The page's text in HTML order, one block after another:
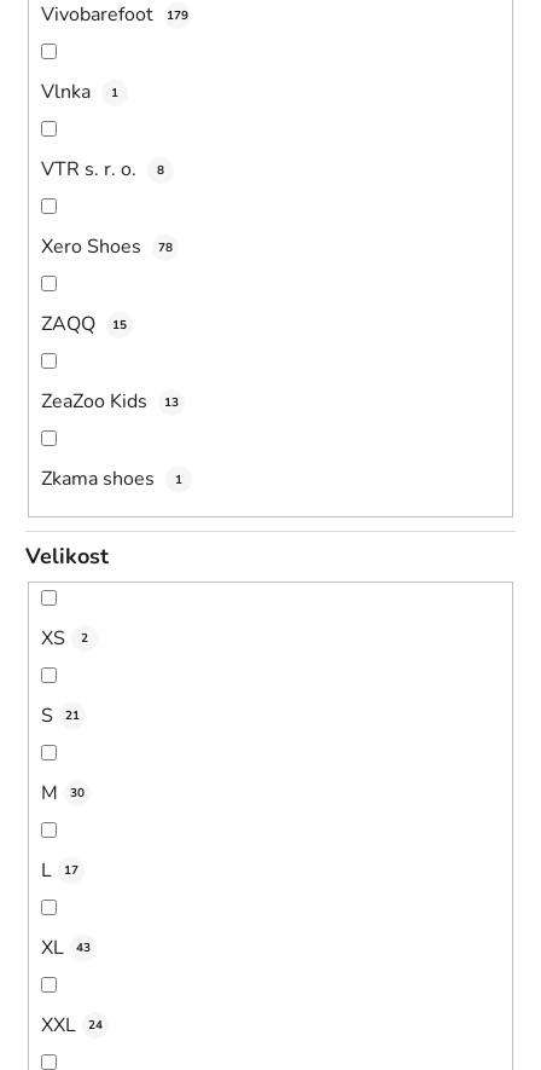
Vivobarefoot 179
Vlnka 1
VTR s. r. o. 8
Xero Shoes 78
ZAQQ 15
ZeaZoo Kids 13
Zkama shoes 1
Velikost
XS 2
S 21
M 30
L 17
XL 43
XXL 24